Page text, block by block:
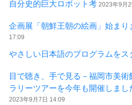
自分史的巨大ロボット考 2023年9月
企画展「朝鮮王朝の絵画」始まり
17:09
やさしい日本語のプログラムをス
目で聴き、手で見る－福岡市美
ラリーツアーを今年も開催しまし
2023年9月7日 14:09